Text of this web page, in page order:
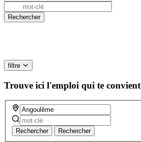
filtre
Trouve ici l'emploi qui te convient
Rechercher Rechercher